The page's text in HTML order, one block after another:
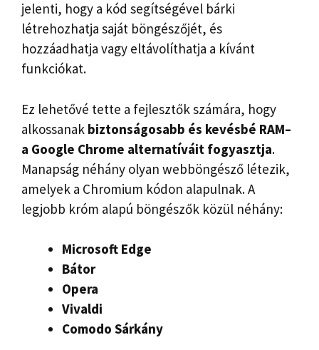
jelenti, hogy a kód segítségével bárki
létrehozhatja saját böngészőjét, és
hozzáadhatja vagy eltávolíthatja a kívánt
funkciókat.
Ez lehetővé tette a fejlesztők számára, hogy
alkossanak biztonságosabb és kevésbé RAM–
a Google Chrome alternatíváit fogyasztja.
Manapság néhány olyan webböngésző létezik,
amelyek a Chromium kódon alapulnak. A
legjobb króm alapú böngészők közül néhány:
Microsoft Edge
Bátor
Opera
Vivaldi
Comodo Sárkány